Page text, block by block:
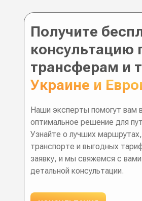
Получите
консультацию
трансферам и
Украине и
Наши эксперты помогут вам
оптимальное решение для
Узнайте о лучших
транспорте и выгодных
заявку, и мы свяжемся с
детальной консультации.